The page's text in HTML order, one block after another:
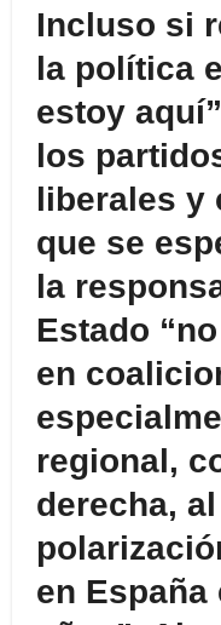
Incluso si rechaza entrar en
la política
estoy
los
liberales y
que se
la
Estado
en
regional,
derecha,
en